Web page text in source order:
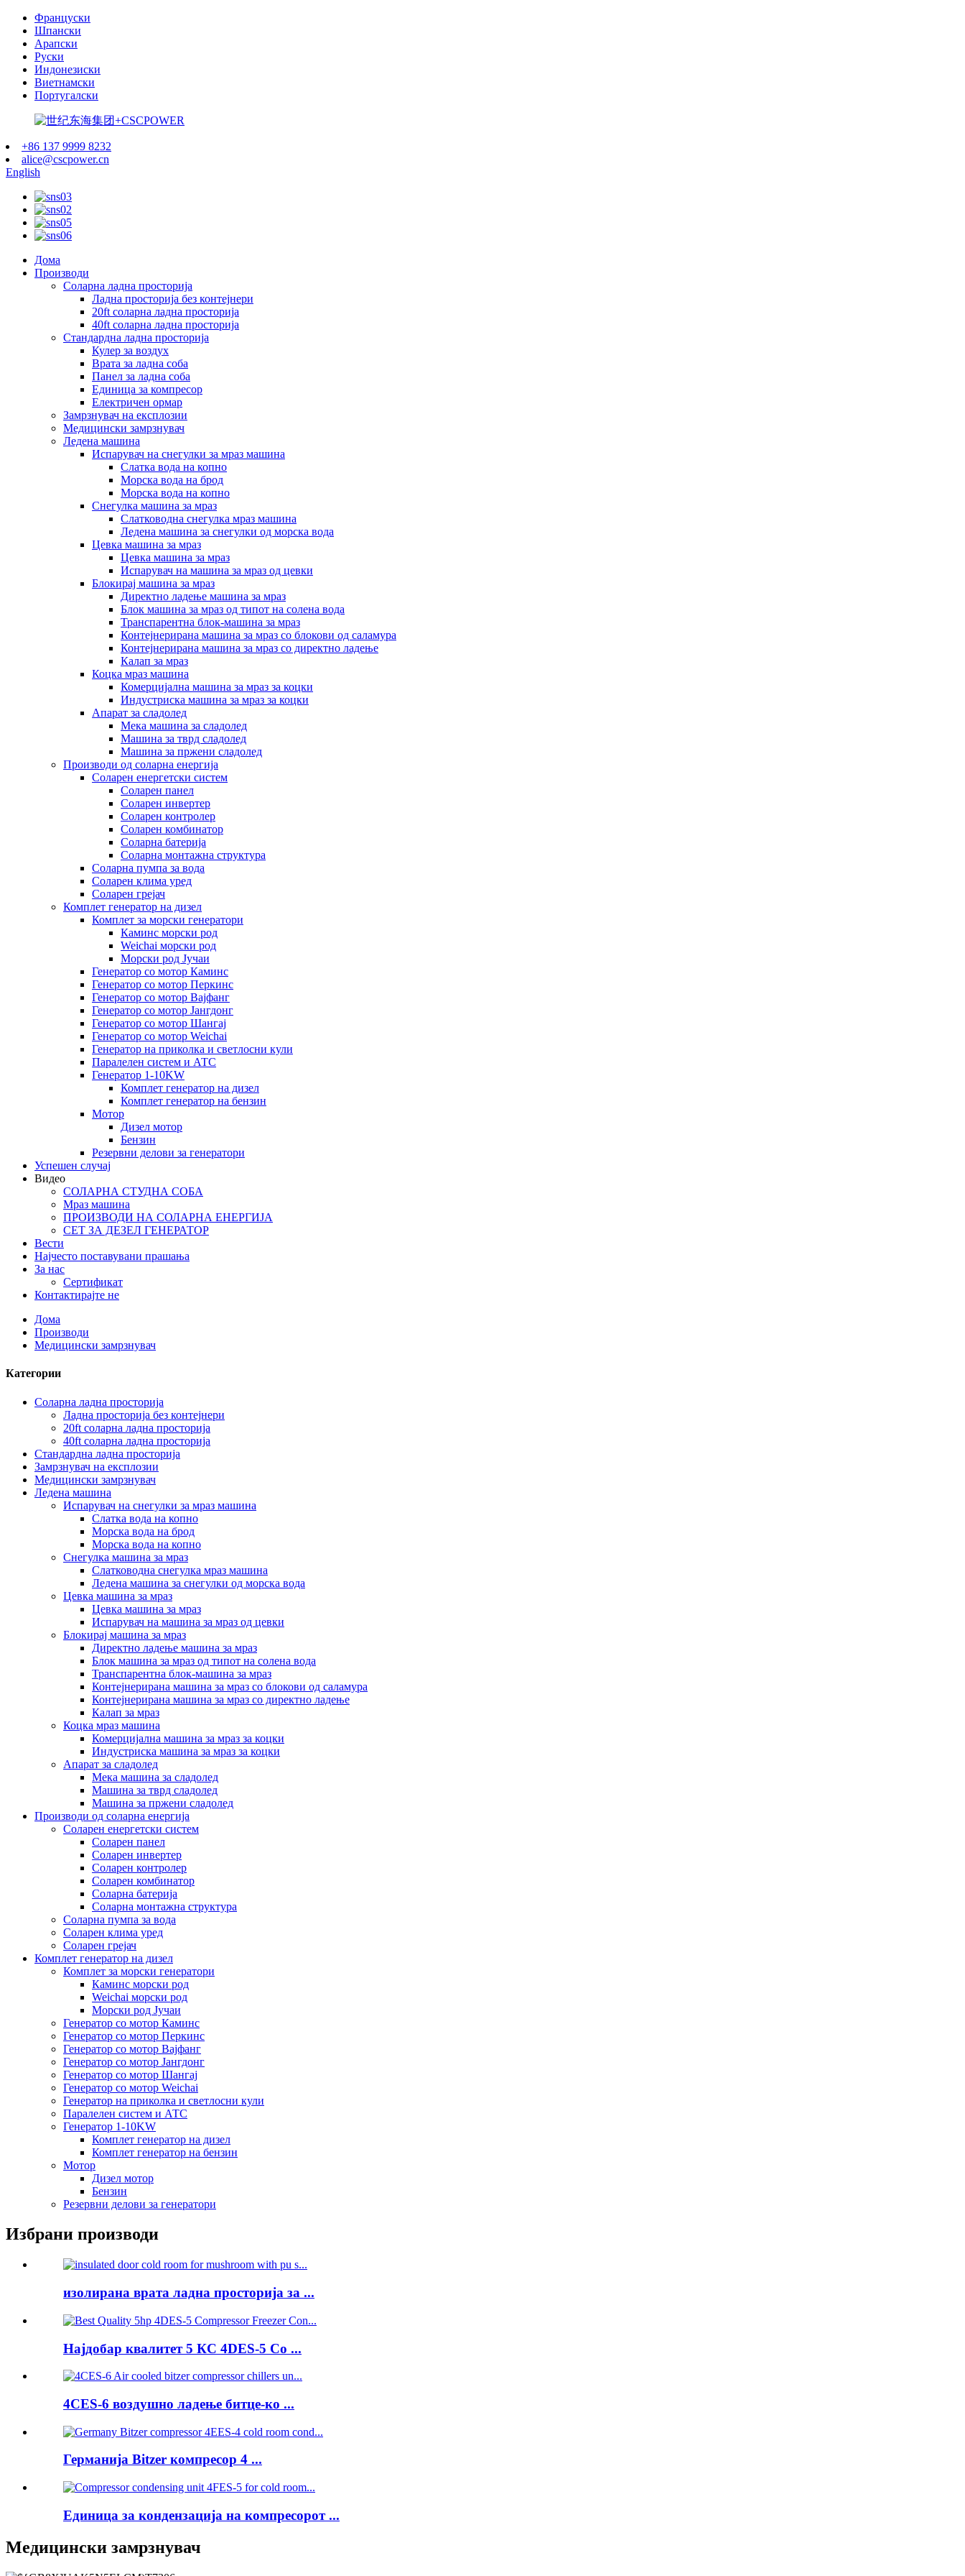
Француски
Шпански
Арапски
Руски
Индонезиски
Виетнамски
Португалски
+86 137 9999 8232
alice@cscpower.cn
English
Дома
Производи
Соларна ладна просторија
Ладна просторија без контејнери
20ft соларна ладна просторија
40ft соларна ладна просторија
Стандардна ладна просторија
Кулер за воздух
Врата за ладна соба
Панел за ладна соба
Единица за компресор
Електричен ормар
Замрзнувач на експлозии
Медицински замрзнувач
Ледена машина
Испарувач на снегулки за мраз машина
Слатка вода на копно
Морска вода на брод
Морска вода на копно
Снегулка машина за мраз
Слатководна снегулка мраз машина
Ледена машина за снегулки од морска вода
Цевка машина за мраз
Цевка машина за мраз
Испарувач на машина за мраз од цевки
Блокирај машина за мраз
Директно ладење машина за мраз
Блок машина за мраз од типот на солена вода
Транспарентна блок-машина за мраз
Контејнерирана машина за мраз со блокови од саламура
Контејнерирана машина за мраз со директно ладење
Калап за мраз
Коцка мраз машина
Комерцијална машина за мраз за коцки
Индустриска машина за мраз за коцки
Апарат за сладолед
Мека машина за сладолед
Машина за тврд сладолед
Машина за пржени сладолед
Производи од соларна енергија
Соларен енергетски систем
Соларен панел
Соларен инвертер
Соларен контролер
Соларен комбинатор
Соларна батерија
Соларна монтажна структура
Соларна пумпа за вода
Соларен клима уред
Соларен грејач
Комплет генератор на дизел
Комплет за морски генератори
Каминс морски род
Weichai морски род
Морски род Јучаи
Генератор со мотор Каминс
Генератор со мотор Перкинс
Генератор со мотор Вајфанг
Генератор со мотор Јангдонг
Генератор со мотор Шангај
Генератор со мотор Weichai
Генератор на приколка и светлосни кули
Паралелен систем и АТС
Генератор 1-10KW
Комплет генератор на дизел
Комплет генератор на бензин
Мотор
Дизел мотор
Бензин
Резервни делови за генератори
Успешен случај
Видео
СОЛАРНА СТУДНА СОБА
Мраз машина
ПРОИЗВОДИ НА СОЛАРНА ЕНЕРГИЈА
СЕТ ЗА ДЕЗЕЛ ГЕНЕРАТОР
Вести
Најчесто поставувани прашања
За нас
Сертификат
Контактирајте не
Дома
Производи
Медицински замрзнувач
Категории
Соларна ладна просторија
Ладна просторија без контејнери
20ft соларна ладна просторија
40ft соларна ладна просторија
Стандардна ладна просторија
Замрзнувач на експлозии
Медицински замрзнувач
Ледена машина
Испарувач на снегулки за мраз машина
Слатка вода на копно
Морска вода на брод
Морска вода на копно
Снегулка машина за мраз
Слатководна снегулка мраз машина
Ледена машина за снегулки од морска вода
Цевка машина за мраз
Цевка машина за мраз
Испарувач на машина за мраз од цевки
Блокирај машина за мраз
Директно ладење машина за мраз
Блок машина за мраз од типот на солена вода
Транспарентна блок-машина за мраз
Контејнерирана машина за мраз со блокови од саламура
Контејнерирана машина за мраз со директно ладење
Калап за мраз
Коцка мраз машина
Комерцијална машина за мраз за коцки
Индустриска машина за мраз за коцки
Апарат за сладолед
Мека машина за сладолед
Машина за тврд сладолед
Машина за пржени сладолед
Производи од соларна енергија
Соларен енергетски систем
Соларен панел
Соларен инвертер
Соларен контролер
Соларен комбинатор
Соларна батерија
Соларна монтажна структура
Соларна пумпа за вода
Соларен клима уред
Соларен грејач
Комплет генератор на дизел
Комплет за морски генератори
Каминс морски род
Weichai морски род
Морски род Јучаи
Генератор со мотор Каминс
Генератор со мотор Перкинс
Генератор со мотор Вајфанг
Генератор со мотор Јангдонг
Генератор со мотор Шангај
Генератор со мотор Weichai
Генератор на приколка и светлосни кули
Паралелен систем и АТС
Генератор 1-10KW
Комплет генератор на дизел
Комплет генератор на бензин
Мотор
Дизел мотор
Бензин
Резервни делови за генератори
Избрани производи
изолирана врата ладна просторија за ...
Најдобар квалитет 5 КС 4DES-5 Co ...
4CES-6 воздушно ладење битце-ко ...
Германија Bitzer компресор 4 ...
Единица за кондензација на компресорот ...
Медицински замрзнувач